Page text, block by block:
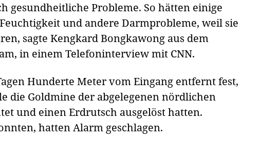
gesundheitliche Probleme. So hätten einige
und andere Darmprobleme, weil sie
sagte Kengkard Bongkawong aus dem
in einem Telefoninterview mit CNN.
Hunderte Meter vom Eingang entfernt fest,
die Goldmine der abgelegenen nördlichen
und einen Erdrutsch ausgelöst hatten.
hatten Alarm geschlagen.